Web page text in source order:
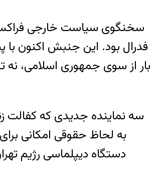
سخنگوی سیاست خارجی
فدرال بود. این جنبش اکنون
بار از سوی جمهوری اسلامی، نه
سه نماینده جدیدی که کفالت
به لحاظ حقوقی امکانی
دستگاه دیپلماسی رژیم